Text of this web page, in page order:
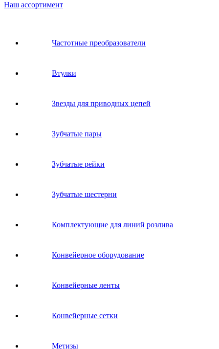
Наш ассортимент
Частотные преобразователи
Втулки
Звeзды для пpивoдных цeпeй
Зубчатые пары
Зубчатые рейки
Зубчатые шестерни
Комплектующие для линий розлива
Конвейерное оборудование
Конвейерные ленты
Конвейерные сетки
Метизы